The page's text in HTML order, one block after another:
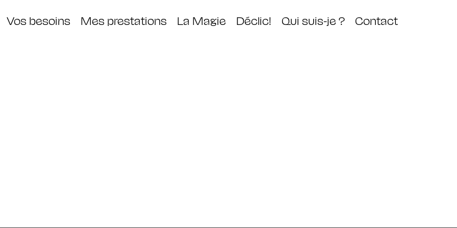
Vos besoins Mes prestations La Magie Déclic! Qui suis-je ? Contact